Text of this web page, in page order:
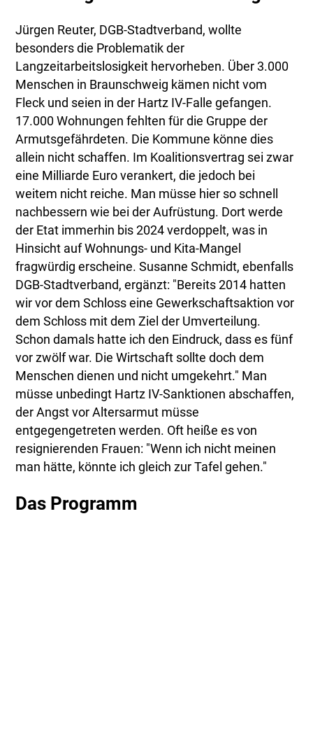
Jürgen Reuter, DGB-Stadtverband, wollte
besonders die Problematik der
Langzeitarbeitslosigkeit hervorheben. Über 3.000
Menschen in Braunschweig kämen nicht vom
Fleck und seien in der Hartz IV-Falle gefangen.
17.000 Wohnungen fehlten für die Gruppe der
Armutsgefährdeten. Die Kommune könne dies
allein nicht schaffen. Im Koalitionsvertrag sei zwar
eine Milliarde Euro verankert, die jedoch bei
weitem nicht reiche. Man müsse hier so schnell
nachbessern wie bei der Aufrüstung. Dort werde
der Etat immerhin bis 2024 verdoppelt, was in
Hinsicht auf Wohnungs- und Kita-Mangel
fragwürdig erscheine. Susanne Schmidt, ebenfalls
DGB-Stadtverband, ergänzt: "Bereits 2014 hatten
wir vor dem Schloss eine Gewerkschaftsaktion vor
dem Schloss mit dem Ziel der Umverteilung.
Schon damals hatte ich den Eindruck, dass es fünf
vor zwölf war. Die Wirtschaft sollte doch dem
Menschen dienen und nicht umgekehrt." Man
müsse unbedingt Hartz IV-Sanktionen abschaffen,
der Angst vor Altersarmut müsse
entgegengetreten werden. Oft heiße es von
resignierenden Frauen: "Wenn ich nicht meinen
man hätte, könnte ich gleich zur Tafel gehen."
Das Programm